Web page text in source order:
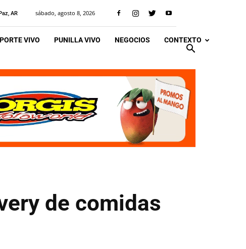
AR sábado, agosto 8, 2026
VIVO PUNILLA VIVO NEGOCIOS CONTEXTO
de comidas